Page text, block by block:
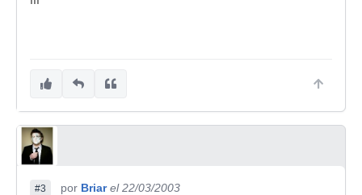
#3 por Briar el 22/03/2003